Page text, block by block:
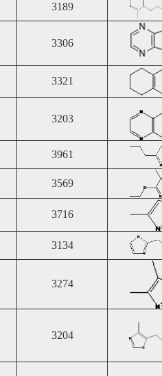
3189
3306
3321
3203
3961
3569
3716
3134
3274
3204